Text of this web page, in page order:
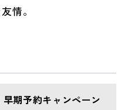
情。
期予約キャンペーン